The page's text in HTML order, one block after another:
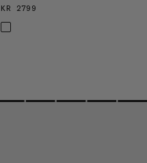
KR 2799